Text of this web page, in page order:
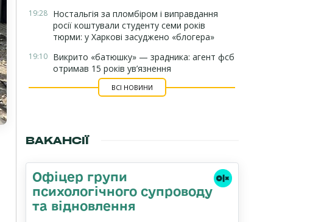
19:28 Ностальгія за пломбіром і виправдання
росії коштували студенту семи років
тюрми: у Харкові засуджено «блогера»
19:10 Викрито «батюшку» — зрадника: агент фсб
отримав 15 років ув’язнення
ВСІ НОВИНИ
ВАКАНСІЇ
Офіцер групи
психологічного супроводу
та відновлення